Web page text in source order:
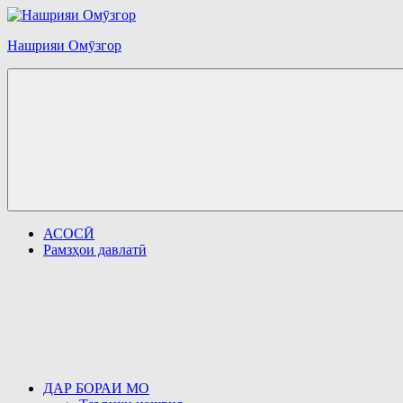
Перейти
содержимому
Нашрияи Омӯзгор
АСОСӢ
Рамзҳои давлатӣ
ДАР БОРАИ МО